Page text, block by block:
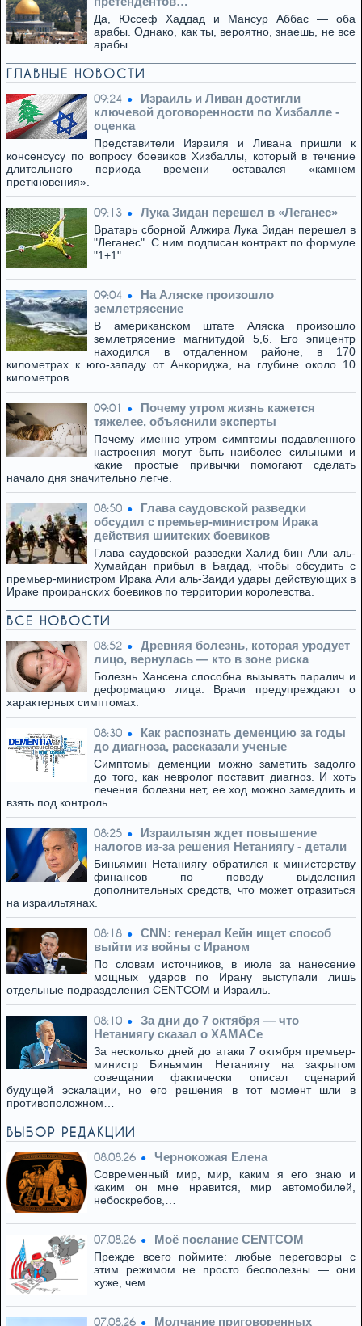
Да, Юссеф Хаддад и Мансур Аббас — оба
арабы. Однако, как ты, вероятно, знаешь, не все
арабы…
ГЛАВНЫЕ НОВОСТИ
09:24
Израиль и Ливан достигли
ключевой договоренности по Хизбалле -
оценка
Представители Израиля и Ливана пришли к
консенсусу по вопросу боевиков Хизбаллы, который в течение
длительного периода времени оставался «камнем
преткновения».
09:13 Лука Зидан перешел в «Леганес»
Вратарь сборной Алжира Лука Зидан перешел в
"Леганес". С ним подписан контракт по формуле
"1+1".
09:04
На Аляске произошло
землетрясение
В американском штате Аляска произошло
землетрясение магнитудой 5,6. Его эпицентр
находился в отдаленном районе, в 170
километрах к юго-западу от Анкориджа, на глубине около 10
километров.
09:01
Почему утром жизнь кажется
тяжелее, объяснили эксперты
Почему именно утром симптомы подавленного
настроения могут быть наиболее сильными и
какие простые привычки помогают сделать
начало дня значительно легче.
08:50
Глава саудовской разведки
обсудил с премьер-министром Ирака
действия шиитских боевиков
Глава саудовской разведки Халид бин Али аль-
Хумайдан прибыл в Багдад, чтобы обсудить с
премьер-министром Ирака Али аль-Заиди удары действующих в
Ираке проиранских боевиков по территории королевства.
ВСЕ НОВОСТИ
08:52
Древняя болезнь, которая уродует
лицо, вернулась — кто в зоне риска
Болезнь Хансена способна вызывать паралич и
деформацию лица. Врачи предупреждают о
характерных симптомах.
08:30
Как распознать деменцию за годы
до диагноза, рассказали ученые
Симптомы деменции можно заметить задолго
до того, как невролог поставит диагноз. И хоть
лечения болезни нет, ее ход можно замедлить и
взять под контроль.
08:25
Израильтян ждет повышение
налогов из-за решения Нетаниягу - детали
Биньямин Нетаниягу обратился к министерству
финансов по поводу выделения
дополнительных средств, что может отразиться
на израильтянах.
08:18
CNN: генерал Кейн ищет способ
выйти из войны с Ираном
По словам источников, в июле за нанесение
мощных ударов по Ирану выступали лишь
отдельные подразделения CENTCOM и Израиль.
08:10
За дни до 7 октября — что
Нетаниягу сказал о ХАМАСе
За несколько дней до атаки 7 октября премьер-
министр Биньямин Нетаниягу на закрытом
совещании фактически описал сценарий
будущей эскалации, но его решения в тот момент шли в
противоположном…
ВЫБОР РЕДАКЦИИ
08.08.26 Чернокожая Елена
Современный мир, мир, каким я его знаю и
каким он мне нравится, мир автомобилей,
небоскребов,…
07.08.26 Моё послание CENTCOM
Прежде всего поймите: любые переговоры с
этим режимом не просто бесполезны — они
хуже, чем…
07.08.26 Молчание приговоренных